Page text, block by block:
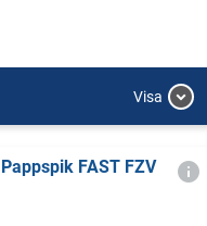
Visa
Pappspik FAST FZV